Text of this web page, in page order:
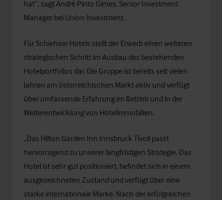
hat“, sagt André Pinto Gimes, Senior Investment
Manager bei Union Investment.
Für Schiehser Hotels stellt der Erwerb einen weiteren
strategischen Schritt im Ausbau des bestehenden
Hotelportfolios dar. Die Gruppe ist bereits seit vielen
Jahren am österreichischen Markt aktiv und verfügt
über umfassende Erfahrung im Betrieb und in der
Weiterentwicklung von Hotelimmobilien.
„Das Hilton Garden Inn Innsbruck Tivoli passt
hervorragend zu unserer langfristigen Strategie. Das
Hotel ist sehr gut positioniert, befindet sich in einem
ausgezeichneten Zustand und verfügt über eine
starke internationale Marke. Nach der erfolgreichen